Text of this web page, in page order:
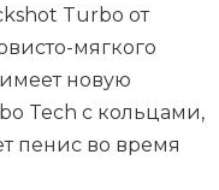
Turbo от
мягкого
новую
Tech с кольцами,
пенис во время